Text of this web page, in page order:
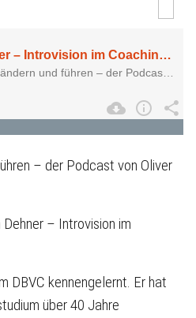
– der Podcast von Oliver
– Introvision im
DBVC kennengelernt. Er hat
über 40 Jahre